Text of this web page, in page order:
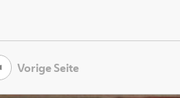
Vorige Seite